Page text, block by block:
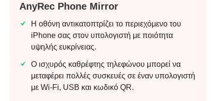
AnyRec Phone Mirror
Η οθόνη αντικατοπτρίζει το περιεχόμενο του
iPhone σας στον υπολογιστή με ποιότητα
υψηλής ευκρίνειας.
Ο ισχυρός καθρέφτης τηλεφώνου μπορεί να
μεταφέρει πολλές συσκευές σε έναν υπολογιστή
με Wi-Fi, USB και κωδικό QR.